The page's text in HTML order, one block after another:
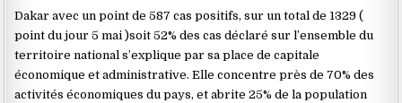
Dakar avec un point de 587 cas positifs, sur un total de 1329 (
point du jour 5 mai )soit 52% des cas déclaré sur l’ensemble du
territoire national s’explique par sa place de capitale
économique et administrative. Elle concentre près de 70% des
activités économiques du pays, et abrite 25% de la population